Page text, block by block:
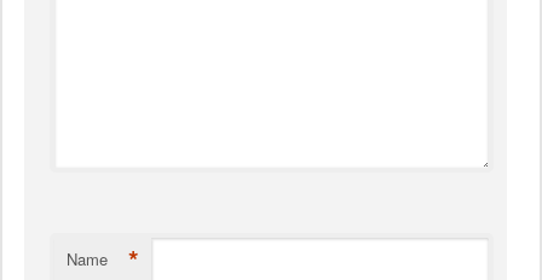
Name *